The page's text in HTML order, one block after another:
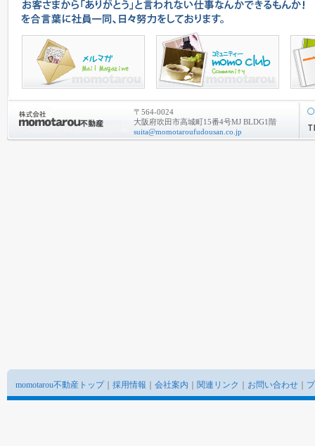
〒564-0024
大阪府吹田市高城町15番4号MJ BLDG1階
suita@momotaroufudousan.co.jp
momotarou不動産トップ｜ 採用情報 会社案内 関連リンク お問い合わせ